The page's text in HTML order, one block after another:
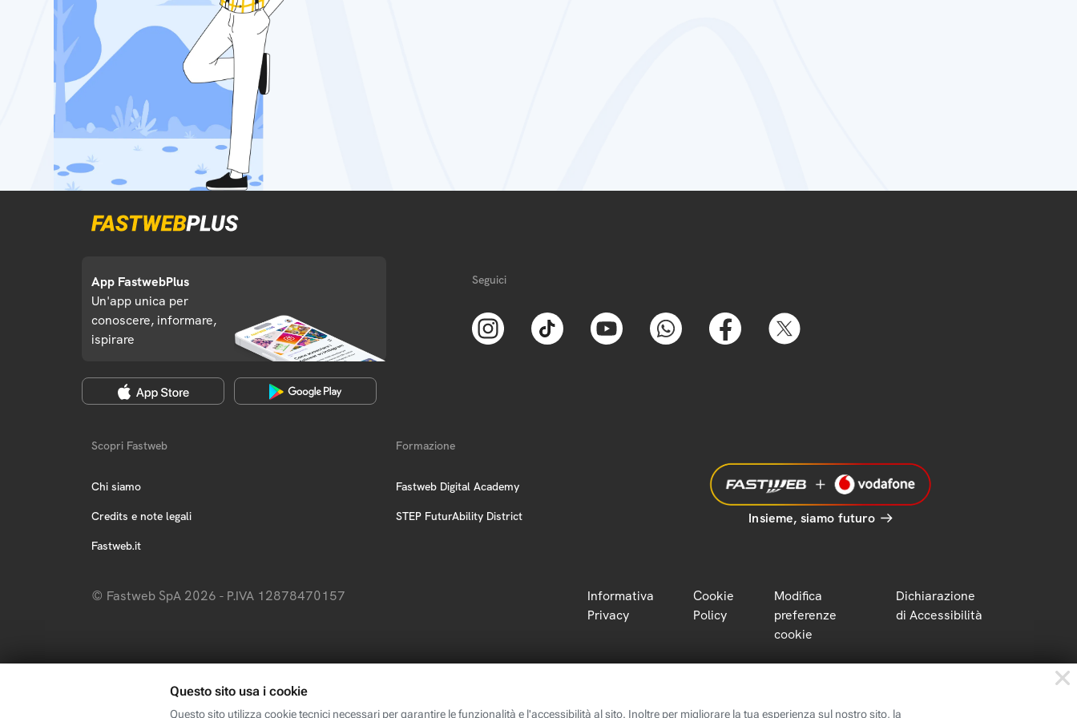
App FastwebPlus
Un'app unica per
conoscere, informare,
ispirare
Seguici
Scopri Fastweb
Chi siamo
Credits e note legali
Fastweb.it
Formazione
Fastweb Digital Academy
STEP FuturAbility District Insieme, siamo futuro
© Fastweb SpA 2026 - P.IVA 12878470157
Informativa
Privacy
Cookie
Policy
Modifica
preferenze
cookie
Dichiarazione
di Accessibilità